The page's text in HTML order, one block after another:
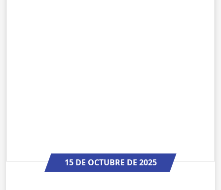
15 DE OCTUBRE DE 2025